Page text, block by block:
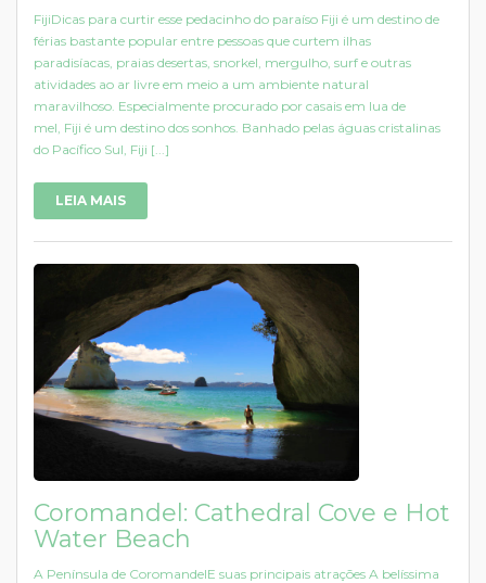
FijiDicas para curtir esse pedacinho do paraíso Fiji é um destino de
férias bastante popular entre pessoas que curtem ilhas
paradisíacas, praias desertas, snorkel, mergulho, surf e outras
atividades ao ar livre em meio a um ambiente natural
maravilhoso. Especialmente procurado por casais em lua de
mel, Fiji é um destino dos sonhos. Banhado pelas águas cristalinas
do Pacífico Sul, Fiji [...]
LEIA MAIS
Coromandel: Cathedral Cove e Hot
Water Beach
A Península de CoromandelE suas principais atrações A belíssima